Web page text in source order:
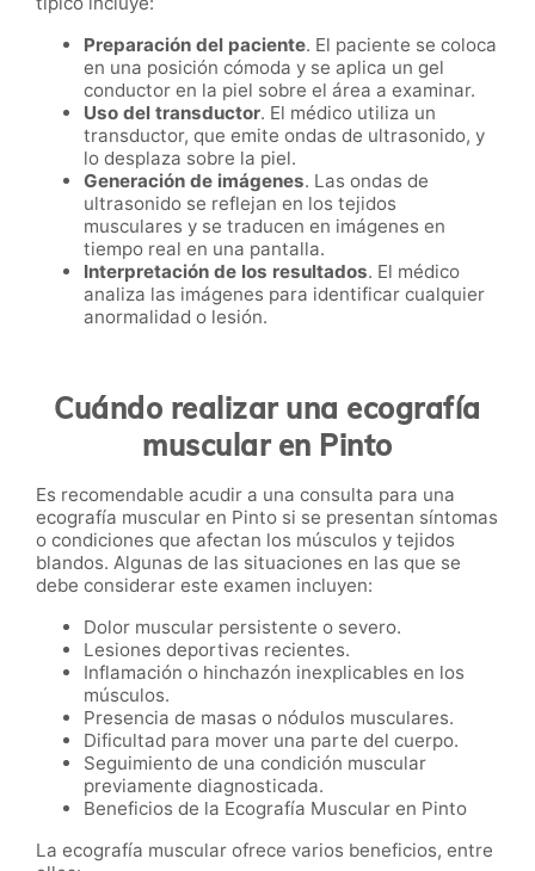
Preparación del paciente. El paciente se coloca
en una posición cómoda y se aplica un gel
conductor en la piel sobre el área a examinar.
Uso del transductor. El médico utiliza un
transductor, que emite ondas de ultrasonido, y
lo desplaza sobre la piel.
Generación de imágenes. Las ondas de
ultrasonido se reflejan en los tejidos
musculares y se traducen en imágenes en
tiempo real en una pantalla.
Interpretación de los resultados. El médico
analiza las imágenes para identificar cualquier
anormalidad o lesión.
Cuándo realizar una ecografía
muscular en Pinto
Es recomendable acudir a una consulta para una
ecografía muscular en Pinto si se presentan síntomas
o condiciones que afectan los músculos y tejidos
blandos. Algunas de las situaciones en las que se
debe considerar este examen incluyen:
Dolor muscular persistente o severo.
Lesiones deportivas recientes.
Inflamación o hinchazón inexplicables en los
músculos.
Presencia de masas o nódulos musculares.
Dificultad para mover una parte del cuerpo.
Seguimiento de una condición muscular
previamente diagnosticada.
Beneficios de la Ecografía Muscular en Pinto
La ecografía muscular ofrece varios beneficios, entre